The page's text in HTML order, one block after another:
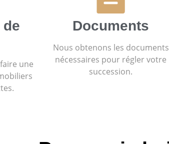
une
Documents
Nous obtenons les documents
nécessaires pour régler votre
succession.